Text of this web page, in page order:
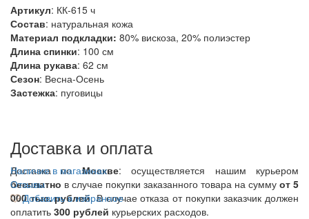
Артикул: КК-615 ч
Состав: натуральная кожа
Материал подкладки: 80% вискоза, 20% полиэстер
Длина спинки: 100 см
Длина рукава: 62 см
Сезон: Весна-Осень
Застежка: пуговицы
Доставка и оплата
Доставка поМоскве: осуществляется нашим курьером
бесплатно в случае покупки заказанного товара на сумму от 5
000 тыс. рублей. В случае отказа от покупки заказчик должен
оплатить 300 рублей курьерских расходов.
Наличие в магазинах
Отзывы
Добавить в избранное